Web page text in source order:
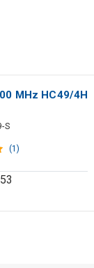
MHz HC49/4H
S
(1)
53